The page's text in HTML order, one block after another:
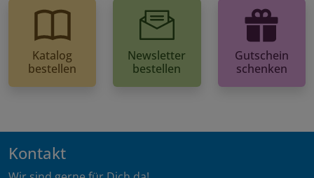
Katalog
bestellen
Newsletter
bestellen
Gutschein
schenken
Kontakt